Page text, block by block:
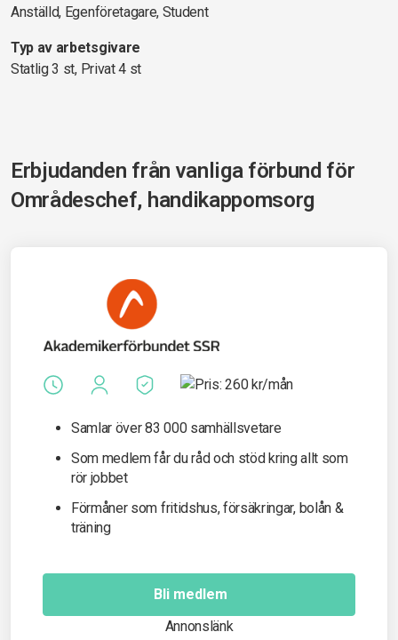
Anställd, Egenföretagare, Student
Typ av arbetsgivare
Statlig 3 st, Privat 4 st
Erbjudanden från vanliga förbund för
Områdeschef, handikappomsorg
Samlar över 83 000 samhällsvetare
Som medlem får du råd och stöd kring allt som
rör jobbet
Förmåner som fritidshus, försäkringar, bolån &
träning
Bli medlem
Annonslänk